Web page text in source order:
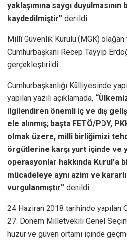
yaklaşımına saygı
kaydedilmiştir” denildi.
Millî Güvenlik Kurulu (MGK) olağan
Cumhurbaşkanı Recep Tayyip
gerçekleştirildi.
Cumhurbaşkanlığı Külliyesinde
yapılan yazılı açıklamada,
ilgilendiren önemli iç ve dış
ele alınmış; başta FETÖ/PDY,
olmak üzere, millî birliğimizi
örgütlerine karşı yurt içinde ve
operasyonlar hakkında Kurul’a
mücadeleye aynı azim ve
vurgulanmıştır” denildi.
24 Haziran 2018 tarihinde yapılan
27. Dönem Milletvekili Genel
huzur ve güven ortamı içinde